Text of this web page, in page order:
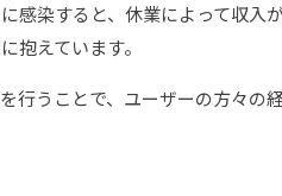
染すると、休業によって収入が
抱えています。
行うことで、ユーザーの方々の